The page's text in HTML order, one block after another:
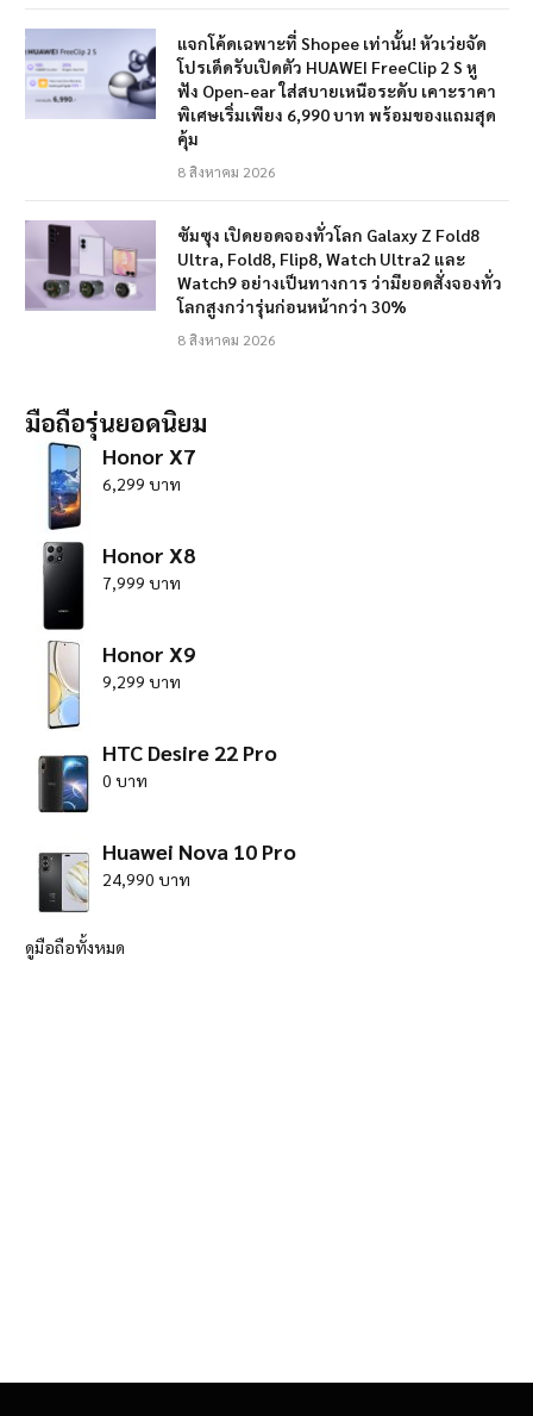
แจกโค้ดเฉพาะที่ Shopee เท่านั้น! หัวเว่ยจัด
โปรเด็ดรับเปิดตัว HUAWEI FreeClip 2 S หู
ฟัง Open-ear ใส่สบายเหนือระดับ เคาะราคา
พิเศษเริ่มเพียง 6,990 บาท พร้อมของแถมสุด
คุ้ม
8 สิงหาคม 2026
ซัมซุง เปิดยอดจองทั่วโลก Galaxy Z Fold8
Ultra, Fold8, Flip8, Watch Ultra2 และ
Watch9 อย่างเป็นทางการ ว่ามียอดสั่งจองทั่ว
โลกสูงกว่ารุ่นก่อนหน้ากว่า 30%
8 สิงหาคม 2026
มือถือรุ่นยอดนิยม
Honor X7
6,299 บาท
Honor X8
7,999 บาท
Honor X9
9,299 บาท
HTC Desire 22 Pro
0 บาท
Huawei Nova 10 Pro
24,990 บาท
ดูมือถือทั้งหมด